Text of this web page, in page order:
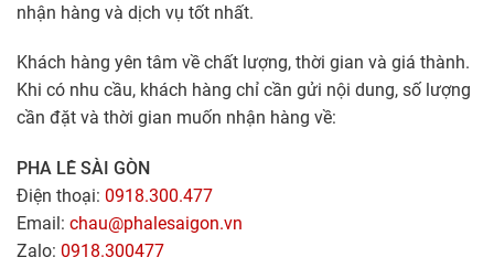
nhận hàng và dịch vụ tốt nhất.
Khách hàng yên tâm về chất lượng, thời gian và giá thành.
Khi có nhu cầu, khách hàng chỉ cần gửi nội dung, số lượng
cần đặt và thời gian muốn nhận hàng về:
PHA LÊ SÀI GÒN
Điện thoại: 0918.300.477
Email: chau@phalesaigon.vn
Zalo: 0918.300477